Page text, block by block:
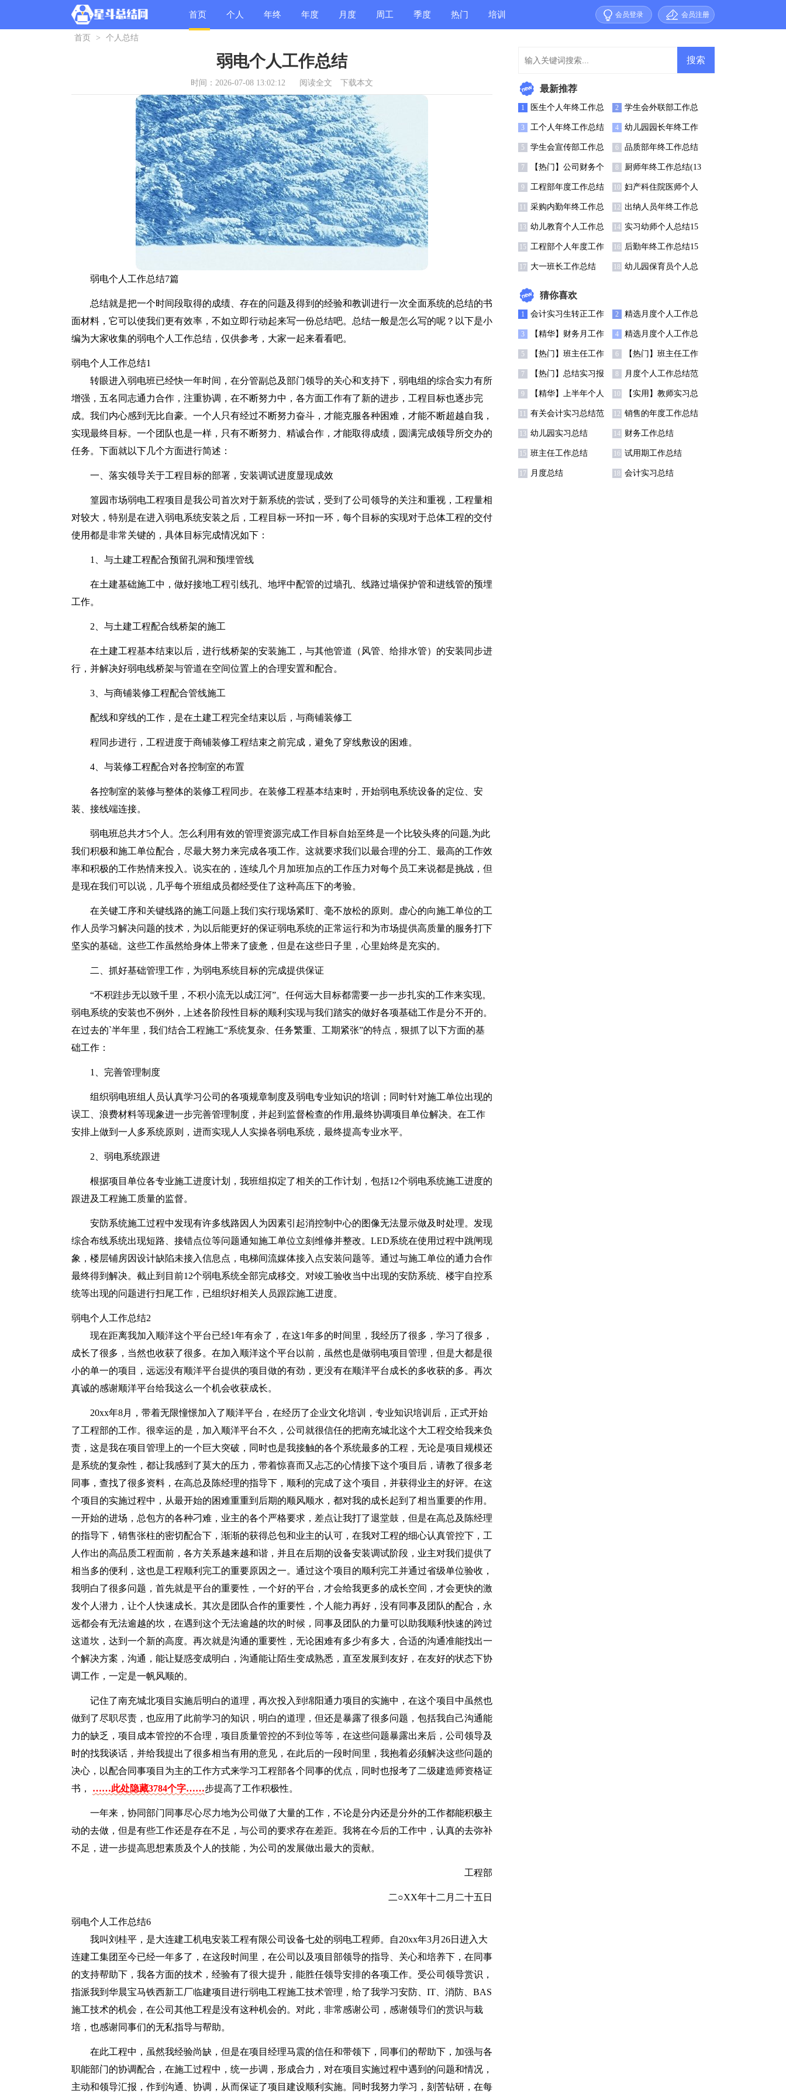
首页 个人 年终 年度 月度 周工 季度 热门 培训 会员登录 会员注册
首页 > 个人总结
弱电个人工作总结
时间：2026-07-08 13:02:12 阅读全文 下载本文
弱电个人工作总结7篇
总结就是把一个时间段取得的成绩、存在的问题及得到的经验和教训进行一次全面系统的总结的书
面材料，它可以使我们更有效率，不如立即行动起来写一份总结吧。总结一般是怎么写的呢？以下是小
编为大家收集的弱电个人工作总结，仅供参考，大家一起来看看吧。
弱电个人工作总结1
转眼进入弱电班已经快一年时间，在分管副总及部门领导的关心和支持下，弱电组的综合实力有所
增强，五名同志通力合作，注重协调，在不断努力中，各方面工作有了新的进步，工程目标也逐步完
成。我们内心感到无比自豪。一个人只有经过不断努力奋斗，才能克服各种困难，才能不断超越自我，
实现最终目标。一个团队也是一样，只有不断努力、精诚合作，才能取得成绩，圆满完成领导所交办的
任务。下面就以下几个方面进行简述：
一、落实领导关于工程目标的部署，安装调试进度显现成效
篁园市场弱电工程项目是我公司首次对于新系统的尝试，受到了公司领导的关注和重视，工程量相
对较大，特别是在进入弱电系统安装之后，工程目标一环扣一环，每个目标的实现对于总体工程的交付
使用都是非常关键的，具体目标完成情况如下：
1、与土建工程配合预留孔洞和预埋管线
在土建基础施工中，做好接地工程引线孔、地坪中配管的过墙孔、线路过墙保护管和进线管的预埋
工作。
2、与土建工程配合线桥架的施工
在土建工程基本结束以后，进行线桥架的安装施工，与其他管道（风管、给排水管）的安装同步进
行，并解决好弱电线桥架与管道在空间位置上的合理安置和配合。
3、与商铺装修工程配合管线施工
配线和穿线的工作，是在土建工程完全结束以后，与商铺装修工
程同步进行，工程进度于商铺装修工程结束之前完成，避免了穿线敷设的困难。
4、与装修工程配合对各控制室的布置
各控制室的装修与整体的装修工程同步。在装修工程基本结束时，开始弱电系统设备的定位、安
装、接线端连接。
弱电班总共才5个人。怎么利用有效的管理资源完成工作目标自始至终是一个比较头疼的问题,为此
我们积极和施工单位配合，尽最大努力来完成各项工作。这就要求我们以最合理的分工、最高的工作效
率和积极的工作热情来投入。说实在的，连续几个月加班加点的工作压力对每个员工来说都是挑战，但
是现在我们可以说，几乎每个班组成员都经受住了这种高压下的考验。
在关键工序和关键线路的施工问题上我们实行现场紧盯、毫不放松的原则。虚心的向施工单位的工
作人员学习解决问题的技术，为以后能更好的保证弱电系统的正常运行和为市场提供高质量的服务打下
坚实的基础。这些工作虽然给身体上带来了疲惫，但是在这些日子里，心里始终是充实的。
二、抓好基础管理工作，为弱电系统目标的完成提供保证
“不积跬步无以致千里，不积小流无以成江河”。任何远大目标都需要一步一步扎实的工作来实现。
弱电系统的安装也不例外，上述各阶段性目标的顺利实现与我们踏实的做好各项基础工作是分不开的。
在过去的`半年里，我们结合工程施工“系统复杂、任务繁重、工期紧张”的特点，狠抓了以下方面的基
础工作：
1、完善管理制度
组织弱电班组人员认真学习公司的各项规章制度及弱电专业知识的培训；同时针对施工单位出现的
误工、浪费材料等现象进一步完善管理制度，并起到监督检查的作用,最终协调项目单位解决。在工作
安排上做到一人多系统原则，进而实现人人实操各弱电系统，最终提高专业水平。
2、弱电系统跟进
根据项目单位各专业施工进度计划，我班组拟定了相关的工作计划，包括12个弱电系统施工进度的
跟进及工程施工质量的监督。
安防系统施工过程中发现有许多线路因人为因素引起消控制中心的图像无法显示做及时处理。发现
综合布线系统出现短路、接错点位等问题通知施工单位立刻维修并整改。LED系统在使用过程中跳闸现
象，楼层铺房因设计缺陷未接入信息点，电梯间流媒体接入点安装问题等。通过与施工单位的通力合作
最终得到解决。截止到目前12个弱电系统全部完成移交。对竣工验收当中出现的安防系统、楼宇自控系
统等出现的问题进行扫尾工作，已组织好相关人员跟踪施工进度。
弱电个人工作总结2
现在距离我加入顺洋这个平台已经1年有余了，在这1年多的时间里，我经历了很多，学习了很多，
成长了很多，当然也收获了很多。在加入顺洋这个平台以前，虽然也是做弱电项目管理，但是大都是很
小的单一的项目，远远没有顺洋平台提供的项目做的有劲，更没有在顺洋平台成长的多收获的多。再次
真诚的感谢顺洋平台给我这么一个机会收获成长。
20xx年8月，带着无限憧憬加入了顺洋平台，在经历了企业文化培训，专业知识培训后，正式开始
了工程部的工作。很幸运的是，加入顺洋平台不久，公司就很信任的把南充城北这个大工程交给我来负
责，这是我在项目管理上的一个巨大突破，同时也是我接触的各个系统最多的工程，无论是项目规模还
是系统的复杂性，都让我感到了莫大的压力，带着惊喜而又忐忑的心情接下这个项目后，请教了很多老
同事，查找了很多资料，在高总及陈经理的指导下，顺利的完成了这个项目，并获得业主的好评。在这
个项目的实施过程中，从最开始的困难重重到后期的顺风顺水，都对我的成长起到了相当重要的作用。
一开始的进场，总包方的各种刁难，业主的各个严格要求，差点让我打了退堂鼓，但是在高总及陈经理
的指导下，销售张柱的密切配合下，渐渐的获得总包和业主的认可，在我对工程的细心认真管控下，工
人作出的高品质工程面前，各方关系越来越和谐，并且在后期的设备安装调试阶段，业主对我们提供了
相当多的便利，这也是工程顺利完工的重要原因之一。通过这个项目的顺利完工并通过省级单位验收，
我明白了很多问题，首先就是平台的重要性，一个好的平台，才会给我更多的成长空间，才会更快的激
发个人潜力，让个人快速成长。其次是团队合作的重要性，个人能力再好，没有同事及团队的配合，永
远都会有无法逾越的坎，在遇到这个无法逾越的坎的时候，同事及团队的力量可以助我顺利快速的跨过
这道坎，达到一个新的高度。再次就是沟通的重要性，无论困难有多少有多大，合适的沟通准能找出一
个解决方案，沟通，能让疑惑变成明白，沟通能让陌生变成熟悉，直至发展到友好，在友好的状态下协
调工作，一定是一帆风顺的。
记住了南充城北项目实施后明白的道理，再次投入到绵阳通力项目的实施中，在这个项目中虽然也
做到了尽职尽责，也应用了此前学习的知识，明白的道理，但还是暴露了很多问题，包括我自己沟通能
力的缺乏，项目成本管控的不合理，项目质量管控的不到位等等，在这些问题暴露出来后，公司领导及
时的找我谈话，并给我提出了很多相当有用的意见，在此后的一段时间里，我抱着必须解决这些问题的
决心，以配合同事项目为主的工作方式来学习工程部各个同事的优点，同时也报考了二级建造师资格证
书， ……此处隐藏3784个字……步提高了工作积极性。
一年来，协同部门同事尽心尽力地为公司做了大量的工作，不论是分内还是分外的工作都能积极主
动的去做，但是有些工作还是存在不足，与公司的要求存在差距。我将在今后的工作中，认真的去弥补
不足，进一步提高思想素质及个人的技能，为公司的发展做出最大的贡献。
工程部
二○XX年十二月二十五日
弱电个人工作总结6
我叫刘桂平，是大连建工机电安装工程有限公司设备七处的弱电工程师。自20xx年3月26日进入大
连建工集团至今已经一年多了，在这段时间里，在公司以及项目部领导的指导、关心和培养下，在同事
的支持帮助下，我各方面的技术，经验有了很大提升，能胜任领导安排的各项工作。受公司领导赏识，
指派我到华晨宝马铁西新工厂临建项目进行弱电工程施工技术管理，给了我学习安防、IT、消防、BAS
施工技术的机会，在公司其他工程是没有这种机会的。对此，非常感谢公司，感谢领导们的赏识与栽
培，也感谢同事们的无私指导与帮助。
在此工程中，虽然我经验尚缺，但是在项目经理马震的信任和带领下，同事们的帮助下，加强与各
职能部门的协调配合，在施工过程中，统一步调，形成合力，对在项目实施过程中遇到的问题和情况，
主动和领导汇报，作到沟通、协调，从而保证了项目建设顺利实施。同时我努力学习，刻苦钻研，在每
最新推荐
1 医生个人年终工作总
结集合15篇
2 学生会外联部工作总
结(集锦15篇)
3 工个人年终工作总结 4 幼儿园园长年终工作
总结(集合15篇)
5 学生会宣传部工作总
结(集合15篇)
6 品质部年终工作总结
15篇
7 【热门】公司财务个
人工作总结
8 厨师年终工作总结(13
篇)
9 工程部年度工作总结
通用15篇
10 妇产科住院医师个人
工作总结
11 采购内勤年终工作总
结
12 出纳人员年终工作总
结10篇
13 幼儿教育个人工作总
结14篇
14 实习幼师个人总结15
篇
15 工程部个人年度工作
总结9篇
16 后勤年终工作总结15
篇
17 大一班长工作总结 18 幼儿园保育员个人总
猜你喜欢
1 会计实习生转正工作
总结7篇
2 精选月度个人工作总
结锦集6篇
3 【精华】财务月工作
总结3篇
4 精选月度个人工作总
结模板集合五篇
5 【热门】班主任工作
总结模板汇总7篇
6 【热门】班主任工作
总结模板汇总7篇
7 【热门】总结实习报
告范文汇总七篇
8 月度个人工作总结范
文锦集5篇
9 【精华】上半年个人
工作总结范文5篇
10 【实用】教师实习总
结集锦9篇
11 有关会计实习总结范
文八篇
12 销售的年度工作总结
四篇
13 幼儿园实习总结 14 财务工作总结
15 班主任工作总结 16 试用期工作总结
17 月度总结 18 会计实习总结